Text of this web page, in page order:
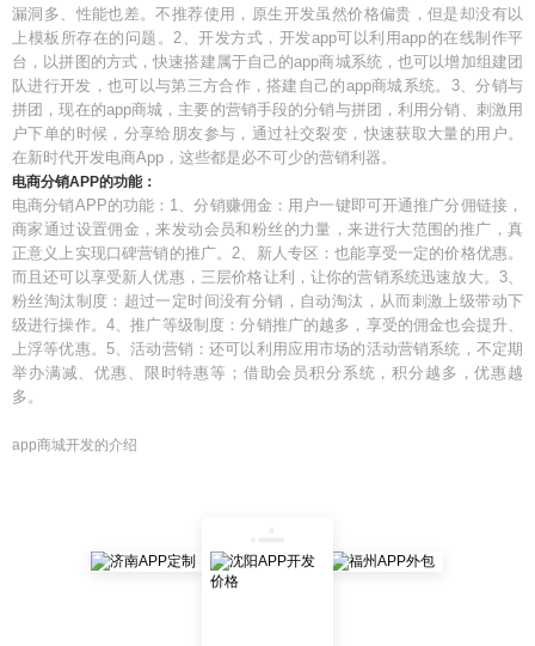
漏洞多、性能也差。不推荐使用，原生开发虽然价格偏贵，但是却没有以
上模板所存在的问题。2、开发方式，开发app可以利用app的在线制作平
台，以拼图的方式，快速搭建属于自己的app商城系统，也可以增加组建团
队进行开发，也可以与第三方合作，搭建自己的app商城系统。3、分销与
拼团，现在的app商城，主要的营销手段的分销与拼团，利用分销、刺激用
户下单的时候，分享给朋友参与，通过社交裂变，快速获取大量的用户。
在新时代开发电商App，这些都是必不可少的营销利器。
电商分销APP的功能：
电商分销APP的功能：1、分销赚佣金：用户一键即可开通推广分佣链接，
商家通过设置佣金，来发动会员和粉丝的力量，来进行大范围的推广，真
正意义上实现口碑营销的推广。2、新人专区：也能享受一定的价格优惠。
而且还可以享受新人优惠，三层价格让利，让你的营销系统迅速放大。3、
粉丝淘汰制度：超过一定时间没有分销，自动淘汰，从而刺激上级带动下
级进行操作。4、推广等级制度：分销推广的越多，享受的佣金也会提升、
上浮等优惠。5、活动营销：还可以利用应用市场的活动营销系统，不定期
举办满减、优惠、限时特惠等；借助会员积分系统，积分越多，优惠越
多。
app商城开发的介绍